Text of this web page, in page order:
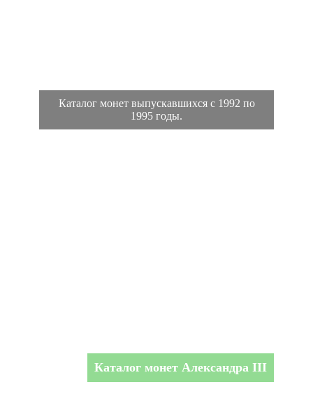
Каталог монет выпускавшихся с 1992 по
1995 годы.
Каталог монет Александра III